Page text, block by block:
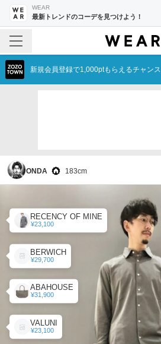
WEAR
最新トレンドのコーデを見つけよう！
新規会員登録で1,000ptもらえるチャンス
ONDA 183cm
RECENCY OF MINE
¥23,100
BERWICH
¥29,700
ABAHOUSE
¥31,900
VALUNI
¥23,100